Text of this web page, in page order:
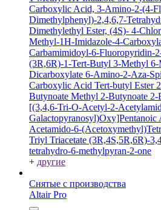
Carboxylic Acid, 3-Amino-2-(4-
Dimethylphenyl)-2,4,6,7-
Dimethylethyl Ester, (4S)- 4-
Methyl-1H-Imidazole-4-
Carbamimidoyl-6-Fluoropyridin-
(3R,6R)-1-Tert-Butyl 3-Methyl 6-
Dicarboxylate 6-Amino-2-Aza-
Carboxylic Acid Tert-butyl Ester
Butynoate Methyl 2-Butynoate 2-
[(3,4,6-Tri-O-Acetyl-2-
Galactopyranosyl)Oxy]Pentanoic
Acetamido-6-
Triyl Triacetate (3R,4S,5R,6R)-
tetrahydro-6-methylpyran-2-one
+ другие
Снятые с производства
Altair Pro